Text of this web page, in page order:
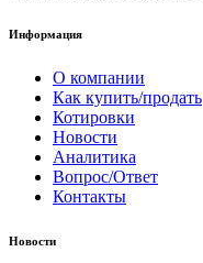
Информация
О компании
Как купить/продать
Котировки
Новости
Аналитика
Вопрос/Ответ
Контакты
Новости